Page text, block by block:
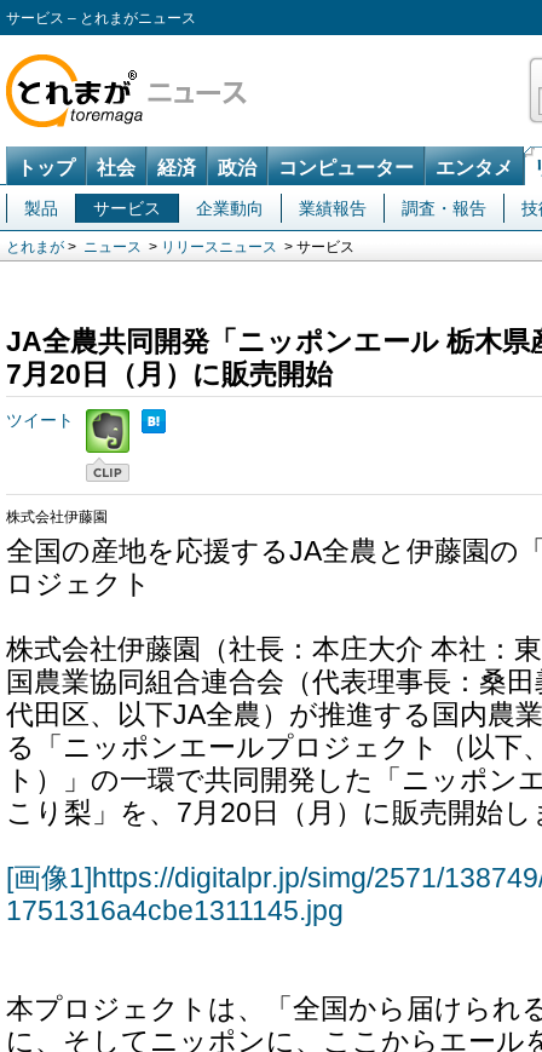
サービス – とれまがニュース
トップ 社会 経済 政治 コンピューター エンタメ
製品 サービス 企業動向 業績報告 調査・報告 技
とれまが > ニュース > リリースニュース > サービス
JA全農共同開発「ニッポンエール 栃木県
7月20日（月）に販売開始
ツイート
株式会社伊藤園
全国の産地を応援するJA全農と伊藤園の
ロジェクト
株式会社伊藤園（社長：本庄大介 本社：
国農業協同組合連合会（代表理事長：桑
代田区、以下JA全農）が推進する国内農
る「ニッポンエールプロジェクト（以下
ト）」の一環で共同開発した「ニッポン
こり梨」を、7月20日（月）に販売開始し
[画像1]https://digitalpr.jp/simg/2571/
1751316a4cbe1311145.jpg
本プロジェクトは、「全国から届けられ
に、そしてニッポンに、ここからエール